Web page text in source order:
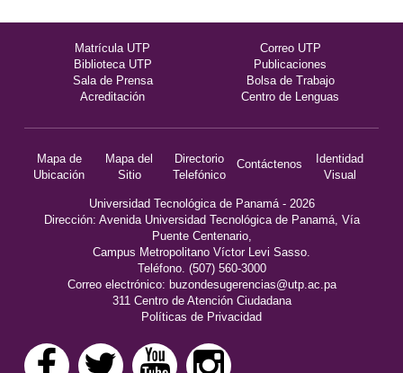
Matrícula UTP
Correo UTP
Biblioteca UTP
Publicaciones
Sala de Prensa
Bolsa de Trabajo
Acreditación
Centro de Lenguas
Mapa de
Ubicación
Mapa del
Sitio
Directorio
Telefónico
Contáctenos
Identidad
Visual
Universidad Tecnológica de Panamá - 2026
Dirección: Avenida Universidad Tecnológica de Panamá, Vía
Puente Centenario,
Campus Metropolitano Víctor Levi Sasso.
Teléfono. (507) 560-3000
Correo electrónico: buzondesugerencias@utp.ac.pa
311 Centro de Atención Ciudadana
Políticas de Privacidad